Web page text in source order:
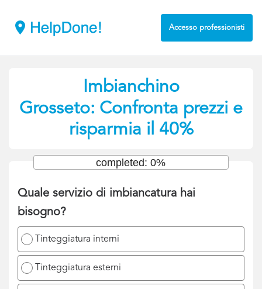
Accesso professionisti
Imbianchino
Grosseto: Confronta prezzi e
risparmia il 40%
Quale servizio di imbiancatura hai
bisogno?
Tinteggiatura interni
Tinteggiatura esterni
completed: 0%